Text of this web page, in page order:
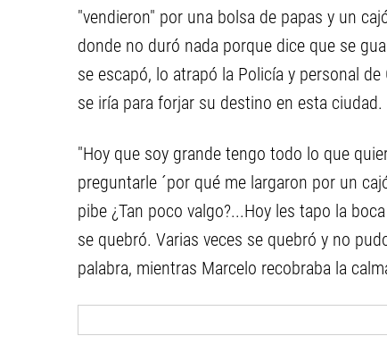
"vendieron" por una bolsa de papas y un
donde no duró nada porque dice que se
se escapó, lo atrapó la Policía y personal
se iría para forjar su destino en esta ciudad.
"Hoy que soy grande tengo todo lo que
preguntarle ´por qué me largaron por un
pibe ¿Tan poco valgo?...Hoy les tapo la
se quebró. Varias veces se quebró y no
palabra, mientras Marcelo recobraba la